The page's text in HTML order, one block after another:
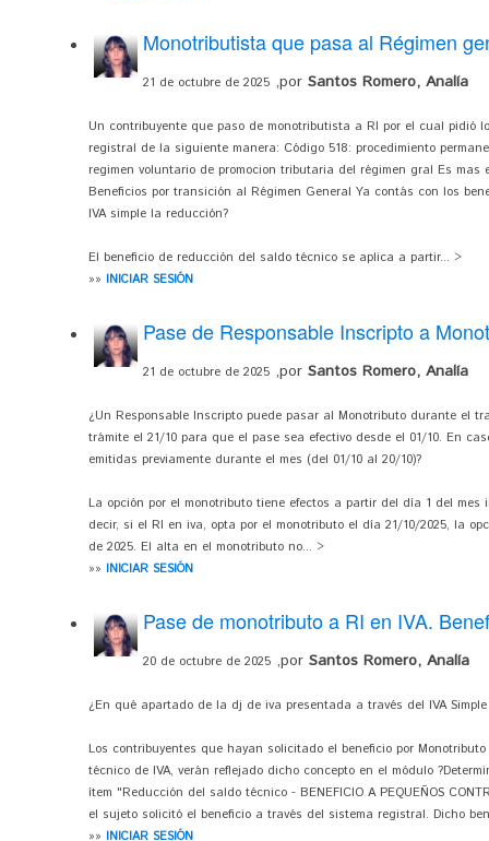
Monotributista que pasa al Régimen
21 de octubre de 2025 ,por Santos Romero, Analía
Un contribuyente que paso de monotributista a RI por el cual pidió
registral de la siguiente manera: Código 518: procedimiento
regimen voluntario de promocion tributaria del régimen gral Es
Beneficios por transición al Régimen General Ya contás con los
IVA simple la reducción?
El beneficio de reducción del saldo técnico se aplica a partir... >
»» INICIAR SESIÓN
Pase de Responsable Inscripto a
21 de octubre de 2025 ,por Santos Romero, Analía
¿Un Responsable Inscripto puede pasar al Monotributo durante el
trámite el 21/10 para que el pase sea efectivo desde el 01/10. En
emitidas previamente durante el mes (del 01/10 al 20/10)?
La opción por el monotributo tiene efectos a partir del día 1 del
decir, si el RI en iva, opta por el monotributo el día 21/10/2025, la
de 2025. El alta en el monotributo no... >
»» INICIAR SESIÓN
Pase de monotributo a RI en IVA.
20 de octubre de 2025 ,por Santos Romero, Analía
¿En qué apartado de la dj de iva presentada a través del IVA
Los contribuyentes que hayan solicitado el beneficio por
técnico de IVA, verán reflejado dicho concepto en el módulo
ítem "Reducción del saldo técnico - BENEFICIO A PEQUEÑOS
el sujeto solicitó el beneficio a través del sistema registral. Dicho
»» INICIAR SESIÓN